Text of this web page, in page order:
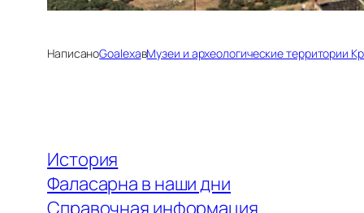
НаписаноGoalexaвМузеи и археологические территории
История
Фаласарна в наши дни
Справочная информация